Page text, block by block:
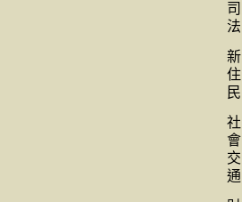
司
法
新
住
民
社
會
交
通